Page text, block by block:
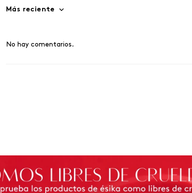
Más reciente
No hay comentarios.